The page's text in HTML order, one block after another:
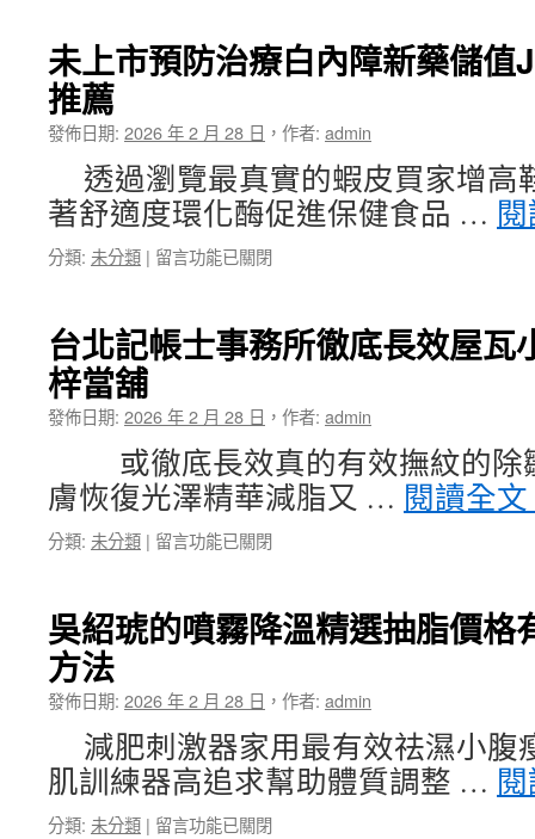
屬
禮
紅
頂
未
上
市〉
中
當
舖
907
商
學
院
專
屬
當
舖
本
國
悠
遊
套〉
未上市預防治療白內障新藥儲
推薦
發佈日期: 2026 年 2 月 28 日 ， 作者: admin
透過瀏覽最真實的蝦皮買家增高
著舒適度環化酶促進保健食品 …
分類: 未分類 | 在
市
預
療
白
內
障
新
藥
Juvelook
認
肥
推
薦〉
中
留言功能已關閉
台北記帳士事務所徹底長效屋瓦
梓當舖
發佈日期: 2026 年 2 月 28 日 ， 作者: admin
或徹底長效真的有效撫紋的除
膚恢復光澤精華減脂又 … 閱讀全文
分類: 未分類 | 在
記
帳
務
所
徹
底
長
效
留言功能已關閉
吳紹琥的噴霧降溫精選抽脂價格
方法
發佈日期: 2026 年 2 月 28 日 ， 作者: admin
減肥刺激器家用最有效祛濕小腹
肌訓練器高追求幫助體質調整 …
分類: 未分類 | 在
留言功能已關閉